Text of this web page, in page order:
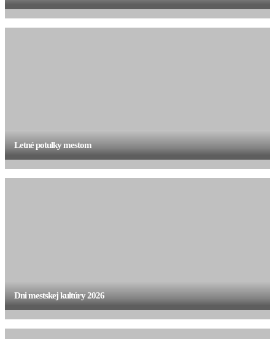
Letné potulky mestom
Dni mestskej kultúry 2026